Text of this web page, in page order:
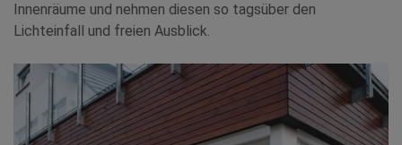
Innenräume und nehmen diesen so tagsüber den
Lichteinfall und freien Ausblick.